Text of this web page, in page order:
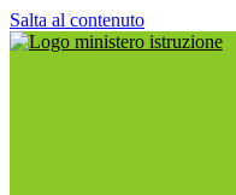
Salta al contenuto